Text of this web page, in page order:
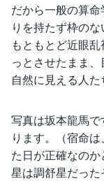
だから一般の算
りを持たず枠の
もともとど近眼
っとさせたまま
自然に見える人た
写真は坂本龍馬
ります。（宿命
た日が正確なの
星は調舒星だった